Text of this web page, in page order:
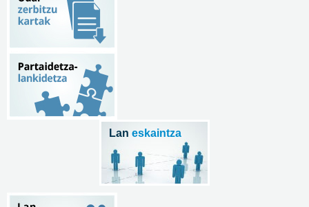
Lan eskaintza